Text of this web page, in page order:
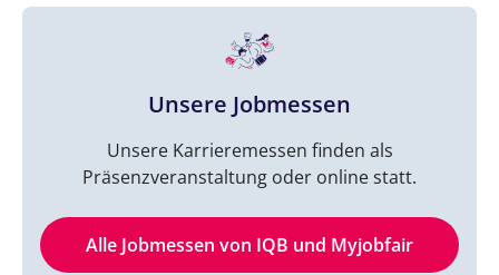
Unsere Jobmessen
Unsere Karrieremessen finden als
Präsenzveranstaltung oder online statt.
Alle Jobmessen von IQB und Myjobfair